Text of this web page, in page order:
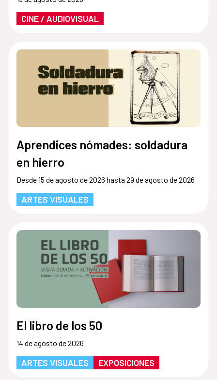
CINE / AUDIOVISUAL
Aprendices nómades: soldadura
en hierro
Desde 15 de agosto de 2026 hasta 29 de agosto de 2026
ARTES VISUALES
El libro de los 50
14 de agosto de 2026
ARTES VISUALES EXPOSICIONES